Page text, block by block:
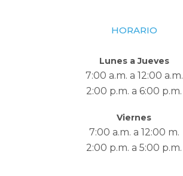
HORARIO
Lunes a Jueves
7:00 a.m. a 12:00 a.m.
2:00 p.m. a 6:00 p.m.
Viernes
7:00 a.m. a 12:00 m.
2:00 p.m. a 5:00 p.m.